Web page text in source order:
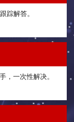
踪解答。
，一次性解决。